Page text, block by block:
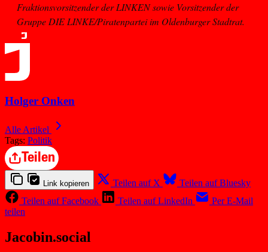
Fraktionsvorsitzender der LINKEN sowie Vorsitzender der
Gruppe DIE LINKE/Piratenpartei im Oldenburger Stadtrat.
Holger Onken
Alle Artikel
Tags: Politik
Teilen
Link kopieren Teilen auf X
Teilen auf Bluesky
Teilen auf Facebook
Teilen auf LinkedIn
Per E-Mail
teilen
Jacobin.social